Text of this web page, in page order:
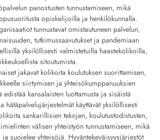
panostusten tunnustamiseen, mikä
opiskelijoilla ja henkilökunnalla.
tunnustavat omistautuneen palvelun,
tutkimussaavutukset ja pandemiaan
yksilöllisesti valmistetuilla haastekolikoilla,
sitoutumista.
jakavat kolikoita koulutuksen suorittamisen,
siirtymisen ja yhteisökumppanuuksien
edistää kansalaisten luottamusta ja sisäistä
hätäpalvelujärjestelmät käyttävät yksilöllisesti
sankarillisien tekojen, koulutustodistusten,
välisen yhteistyön tunnustamiseen, mikä
suojelee yhteisöjä. Hyväntekeväisyysjärjestöt